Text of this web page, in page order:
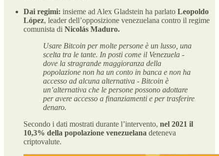
Dai regimi: insieme ad Alex Gladstein ha parlato Leopoldo
López, leader dell’opposizione venezuelana contro il regime
comunista di Nicolás Maduro.
Usare Bitcoin per molte persone è un lusso, una
scelta tra le tante. In posti come il Venezuela -
dove la stragrande maggioranza della
popolazione non ha un conto in banca e non ha
accesso ad alcuna alternativa - Bitcoin è
un’alternativa che le persone possono adottare
per avere accesso a finanziamenti e per trasferire
denaro.
Secondo i dati mostrati durante l’intervento, nel 2021 il
10,3% della popolazione venezuelana deteneva
criptovalute.